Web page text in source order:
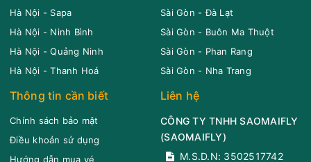
Hà Nội - Sapa
Hà Nội - Ninh Bình
Hà Nội - Quảng Ninh
Hà Nội - Thanh Hoá
Sài Gòn - Đà Lạt
Sài Gòn - Buôn Ma Thuột
Sài Gòn - Phan Rang
Sài Gòn - Nha Trang
Thông tin cần biết
Chính sách bảo mật
Điều khoản sử dụng
Hướng dẫn mua vé
Liên hệ
CÔNG TY TNHH SAOMAIFLY
(SAOMAIFLY)
M.S.D.N: 3502517742